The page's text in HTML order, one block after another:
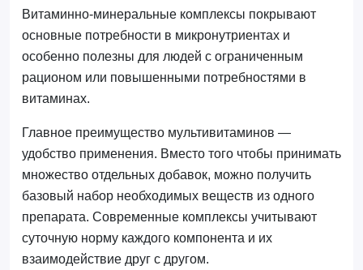
Витаминно-минеральные комплексы покрывают
основные потребности в микронутриентах и
особенно полезны для людей с ограниченным
рационом или повышенными потребностями в
витаминах.
Главное преимущество мультивитаминов —
удобство применения. Вместо того чтобы принимать
множество отдельных добавок, можно получить
базовый набор необходимых веществ из одного
препарата. Современные комплексы учитывают
суточную норму каждого компонента и их
взаимодействие друг с другом.